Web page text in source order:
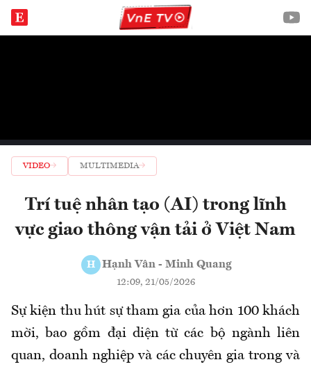
VIDEO MULTIMEDIA
Trí tuệ nhân tạo (AI) trong lĩnh
vực giao thông vận tải ở Việt Nam
H Hạnh Vân - Minh Quang
12:09, 21/05/2026
Sự kiện thu hút sự tham gia của hơn 100khách
mời, bao gồm đại diện từ các bộ ngành liên
quan, doanhnghiệp và các chuyên gia trong và